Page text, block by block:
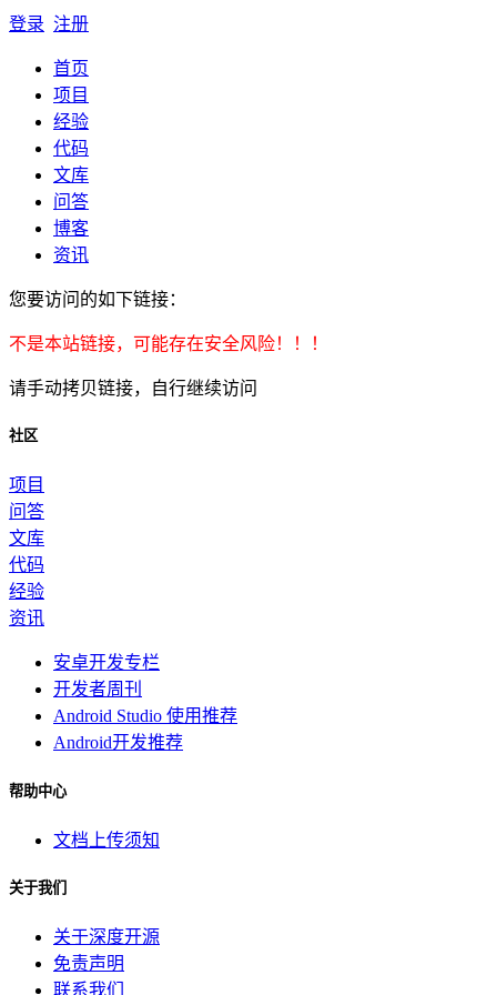
登录 注册
首页
项目
经验
代码
文库
问答
博客
资讯
您要访问的如下链接：
不是本站链接，可能存在安全风险！！！
请手动拷贝链接，自行继续访问
社区
项目
问答
文库
代码
经验
资讯
安卓开发专栏
开发者周刊
Android Studio 使用推荐
Android开发推荐
帮助中心
文档上传须知
关于我们
关于深度开源
免责声明
联系我们